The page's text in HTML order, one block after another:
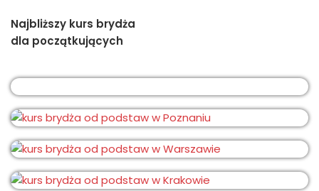
Najbliższy kurs brydża
dla początkujących